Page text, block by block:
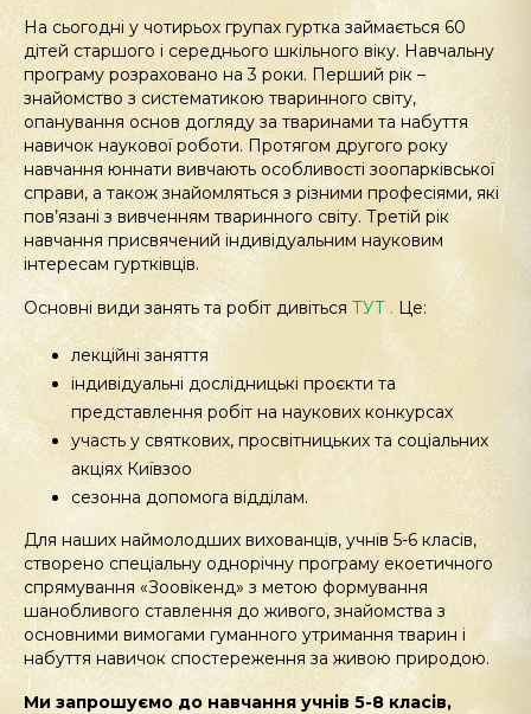
На сьогодні у чотирьох групах гуртка займається 60
дітей старшого і середнього шкільного віку. Навчальну
програму розраховано на 3 роки. Перший рік –
знайомство з систематикою тваринного світу,
опанування основ догляду за тваринами та набуття
навичок наукової роботи. Протягом другого року
навчання юннати вивчають особливості зоопарківської
справи, а також знайомляться з різними професіями, які
пов’язані з вивченням тваринного світу. Третій рік
навчання присвячений індивідуальним науковим
інтересам гуртківців.
Основні види занять та робіт дивіться ТУТ . Це:
лекційні заняття
індивідуальні дослідницькі проєкти та
представлення робіт на наукових конкурсах
участь у святкових, просвітницьких та соціальних
акціях Київзоо
сезонна допомога відділам.
Для наших наймолодших вихованців, учнів 5-6 класів,
створено спеціальну однорічну програму екоетичного
спрямування «Зоовікенд» з метою формування
шанобливого ставлення до живого, знайомства з
основними вимогами гуманного утримання тварин і
набуття навичок спостереження за живою природою.
Ми запрошуємо до навчання учнів 5-8 класів,